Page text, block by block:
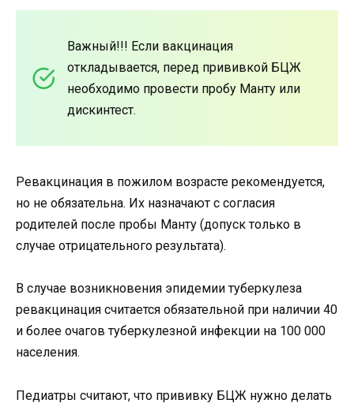
Важный!!! Если вакцинация
откладывается, перед прививкой БЦЖ
необходимо провести пробу Манту или
дискинтест.
Ревакцинация в пожилом возрасте рекомендуется,
но не обязательна. Их назначают с согласия
родителей после пробы Манту (допуск только в
случае отрицательного результата).
В случае возникновения эпидемии туберкулеза
ревакцинация считается обязательной при наличии 40
и более очагов туберкулезной инфекции на 100 000
населения.
Педиатры считают, что прививку БЦЖ нужно делать